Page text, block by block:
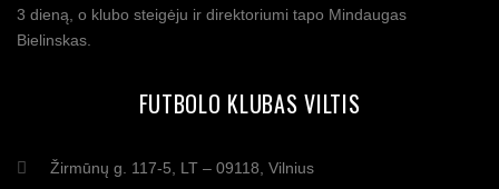
3 dieną, o klubo steigėju ir direktoriumi tapo Mindaugas
Bielinskas.
FUTBOLO KLUBAS VILTIS
Žirmūnų g. 117-5, LT – 09118, Vilnius